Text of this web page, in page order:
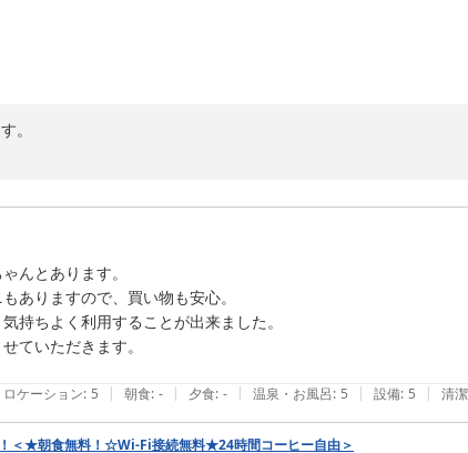
。
し、高い評価と温かいお声を聞かせていただけましたことをス
うですがお部屋ではごゆっくりとお休みいただけましたでしょ
。毛布や空気清浄加湿器の貸出しを承りますのでご入用の際は
一同心よりお待ちしております。
うございました。
んとあります。
ありますので、買い物も安心。
持ちよく利用することが出来ました。
ていただきます。
ロケーション: 5 | 朝食: - | 夕食: - | 温泉・お風呂: 5 | 設備: 5 | 清
＜★朝食無料！☆Wi-Fi接続無料★24時間コーヒー自由＞